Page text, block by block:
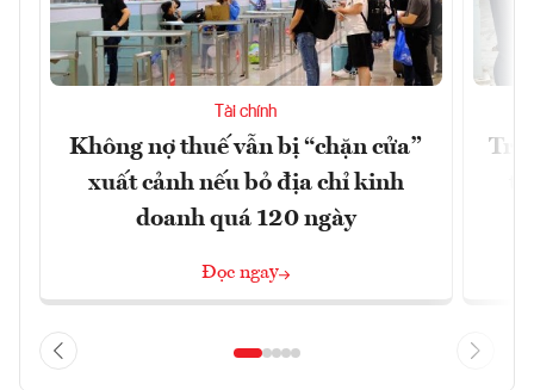
Tài chính
Không nợ thuế vẫn bị “chặn cửa”
xuất cảnh nếu bỏ địa chỉ kinh
doanh quá 120 ngày
Đọc ngay